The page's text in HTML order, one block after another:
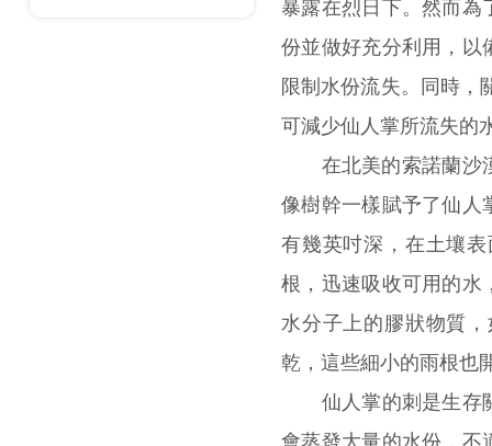
暴露在烈日下。然而為
份並做好充分利用，以
限制水份流失。同時，
可減少仙人掌所流失的
在北美的索諾蘭沙漠
像樹幹一樣賦予了仙人
有幾英吋深，在土壤
根，迅速吸收可用的水
水分子上的膠狀物質
乾，這些細小的雨根也
仙人掌的刺是生存關
會蒸發大量的水份，不